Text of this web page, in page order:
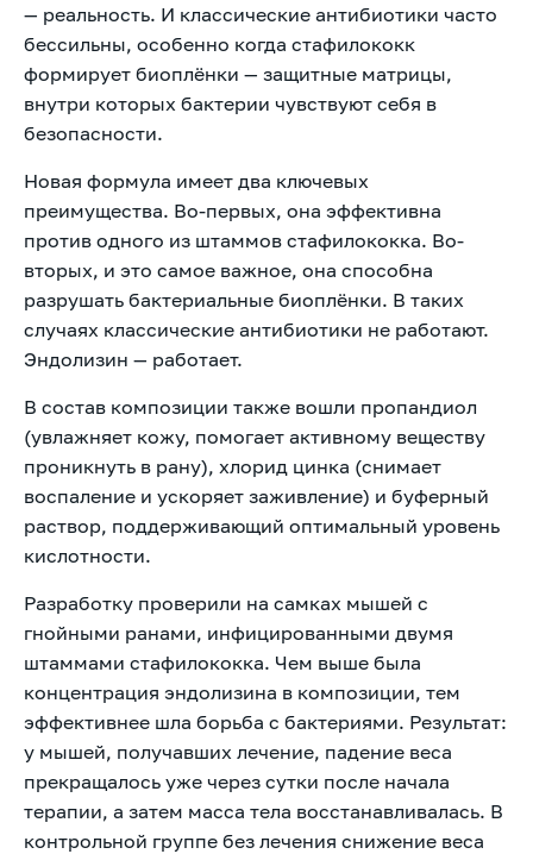
— реальность. И классические антибиотики часто
бессильны, особенно когда стафилококк
формирует биоплёнки — защитные матрицы,
внутри которых бактерии чувствуют себя в
безопасности.
Новая формула имеет два ключевых
преимущества. Во-первых, она эффективна
против одного из штаммов стафилококка. Во-
вторых, и это самое важное, она способна
разрушать бактериальные биоплёнки. В таких
случаях классические антибиотики не работают.
Эндолизин — работает.
В состав композиции также вошли пропандиол
(увлажняет кожу, помогает активному веществу
проникнуть в рану), хлорид цинка (снимает
воспаление и ускоряет заживление) и буферный
раствор, поддерживающий оптимальный уровень
кислотности.
Разработку проверили на самках мышей с
гнойными ранами, инфицированными двумя
штаммами стафилококка. Чем выше была
концентрация эндолизина в композиции, тем
эффективнее шла борьба с бактериями. Результат:
у мышей, получавших лечение, падение веса
прекращалось уже через сутки после начала
терапии, а затем масса тела восстанавливалась. В
контрольной группе без лечения снижение веса